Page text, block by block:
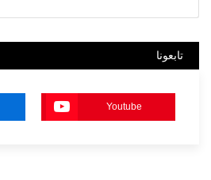
تابعونا
Youtube